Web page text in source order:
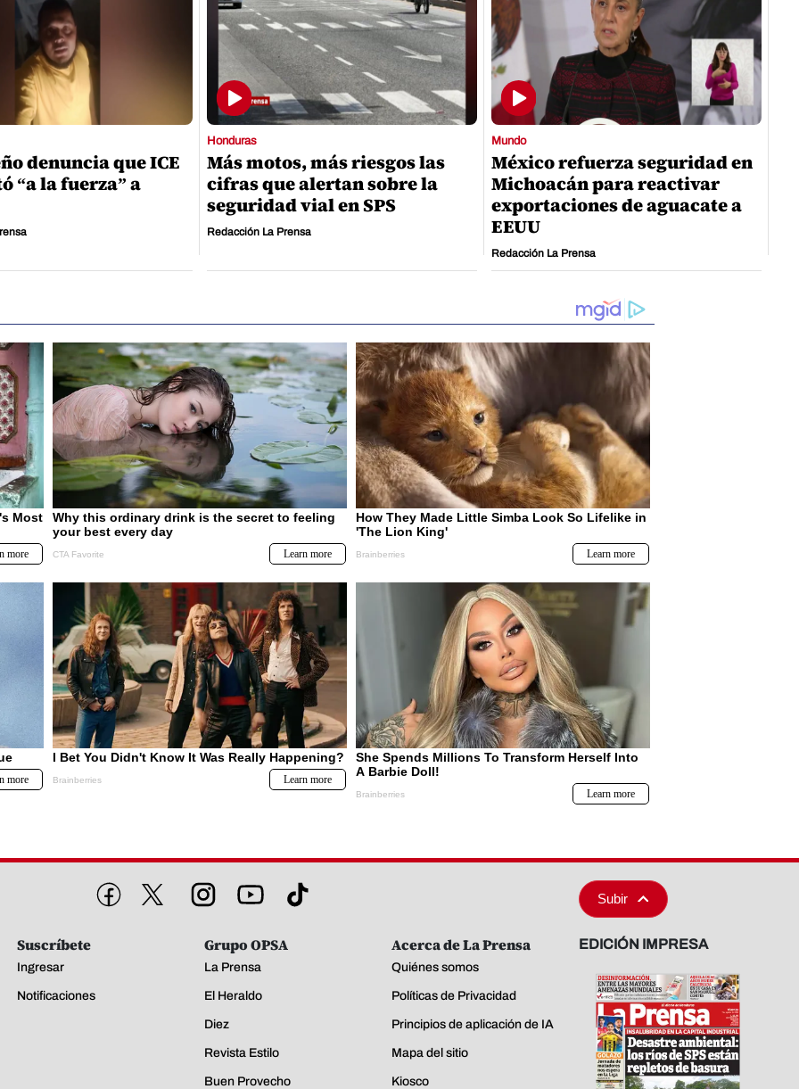
denuncia que ICE
“a la fuerza” a
Honduras
Más motos, más riesgos las
cifras que alertan sobre la
seguridad vial en SPS
Redacción La Prensa
Mundo
México refuerza seguridad en
Michoacán para reactivar
exportaciones de aguacate a
EEUU
Redacción La Prensa
Subir
Suscríbete
Ingresar
Notificaciones
Grupo OPSA
La Prensa
El Heraldo
Diez
Revista Estilo
Buen Provecho
Acerca de La Prensa
Quiénes somos
Políticas de Privacidad
Principios de aplicación de IA
Mapa del sitio
Kiosco
EDICIÓN IMPRESA